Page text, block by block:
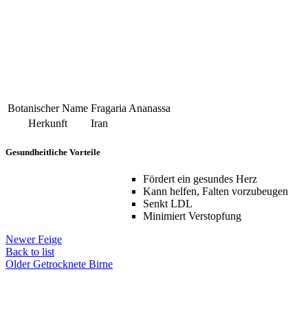
Botanischer Name Fragaria Ananassa
Herkunft
Iran
Gesundheitliche Vorteile
Fördert ein gesundes Herz
Kann helfen, Falten vorzubeugen
Senkt LDL
Minimiert Verstopfung
Newer Feige
Back to list
Older Getrocknete Birne